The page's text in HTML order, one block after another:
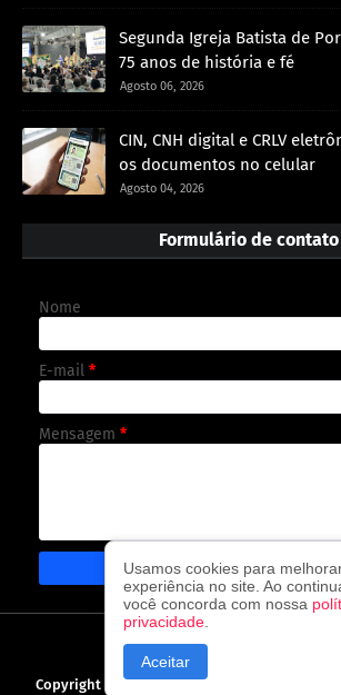
Segunda Igreja Batista de
75 anos de história e fé
Agosto 06, 2026
CIN, CNH digital e CRLV
os documentos no celular
Agosto 04, 2026
Formulário de contato
Nome
E-mail *
Mensagem *
CAPA CONTATO
Copyright © 2026O observador - A cada
Usamos cookies para
experiência no site. Ao
você concorda com nossa
privacidade
Aceitar